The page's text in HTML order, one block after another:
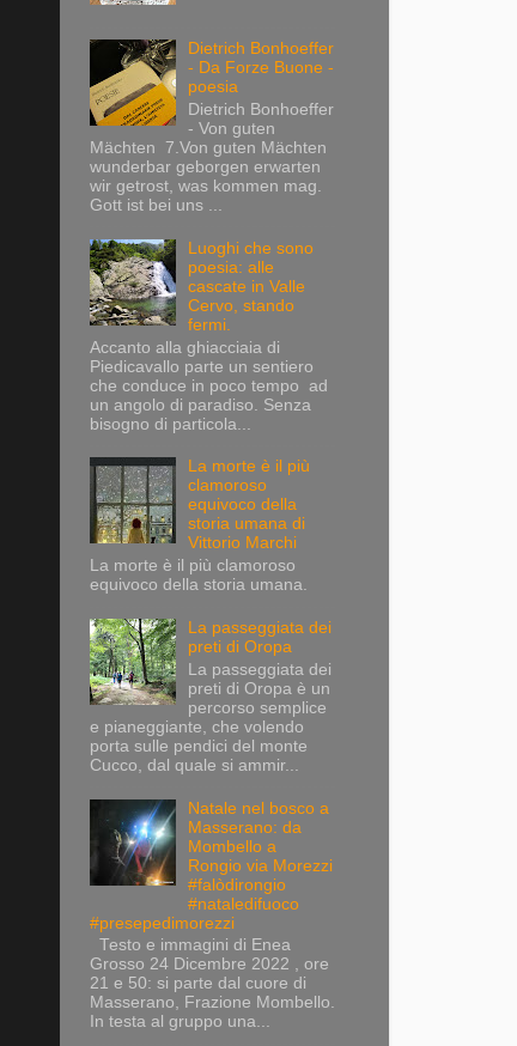
Dietrich Bonhoeffer
- Da Forze Buone -
poesia
Dietrich Bonhoeffer
- Von guten
Mächten 7.Von guten Mächten
wunderbar geborgen erwarten
wir getrost, was kommen mag.
Gott ist bei uns ...
Luoghi che sono
poesia: alle
cascate in Valle
Cervo, stando
fermi.
Accanto alla ghiacciaia di
Piedicavallo parte un sentiero
che conduce in poco tempo ad
un angolo di paradiso. Senza
bisogno di particola...
La morte è il più
clamoroso
equivoco della
storia umana di
Vittorio Marchi
La morte è il più clamoroso
equivoco della storia umana.
La passeggiata dei
preti di Oropa
La passeggiata dei
preti di Oropa è un
percorso semplice
e pianeggiante, che volendo
porta sulle pendici del monte
Cucco, dal quale si ammir...
Natale nel bosco a
Masserano: da
Mombello a
Rongio via Morezzi
#falòdirongio
#nataledifuoco
#presepedimorezzi
Testo e immagini di Enea
Grosso 24 Dicembre 2022 , ore
21 e 50: si parte dal cuore di
Masserano, Frazione Mombello.
In testa al gruppo una...